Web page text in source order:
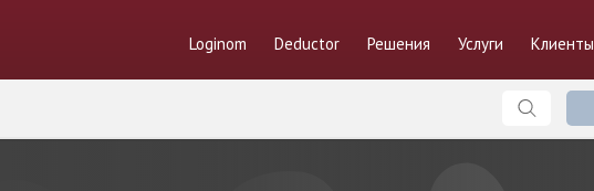
Loginom Deductor Решения Услуги Клиенты